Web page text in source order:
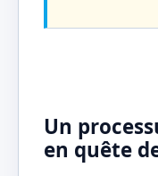
Un
en quête